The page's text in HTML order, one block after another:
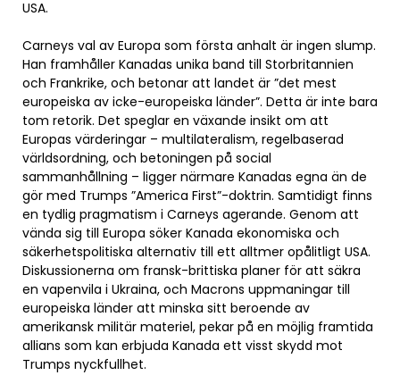
USA.
Carneys val av Europa som första anhalt är ingen slump.
Han framhåller Kanadas unika band till Storbritannien
och Frankrike, och betonar att landet är ”det mest
europeiska av icke-europeiska länder”. Detta är inte bara
tom retorik. Det speglar en växande insikt om att
Europas värderingar – multilateralism, regelbaserad
världsordning, och betoningen på social
sammanhållning – ligger närmare Kanadas egna än de
gör med Trumps ”America First”-doktrin. Samtidigt finns
en tydlig pragmatism i Carneys agerande. Genom att
vända sig till Europa söker Kanada ekonomiska och
säkerhetspolitiska alternativ till ett alltmer opålitligt USA.
Diskussionerna om fransk-brittiska planer för att säkra
en vapenvila i Ukraina, och Macrons uppmaningar till
europeiska länder att minska sitt beroende av
amerikansk militär materiel, pekar på en möjlig framtida
allians som kan erbjuda Kanada ett visst skydd mot
Trumps nyckfullhet.